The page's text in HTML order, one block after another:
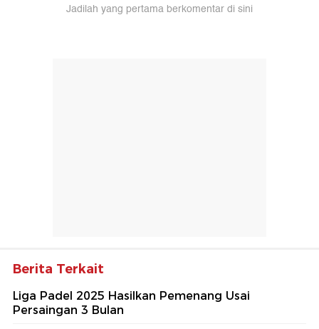
Jadilah yang pertama berkomentar di sini
Berita Terkait
Liga Padel 2025 Hasilkan Pemenang Usai
Persaingan 3 Bulan